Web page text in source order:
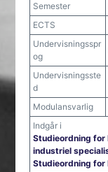
Semester
ECTS
Undervisningsspr
og
Undervisningsste
d
Modulansvarlig
Indgår i
Studieordning for
industriel
Studieordning for